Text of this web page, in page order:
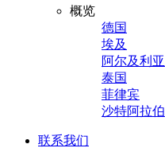
概览
德国
埃及
阿尔及利亚
泰国
菲律宾
沙特阿拉伯
联系我们